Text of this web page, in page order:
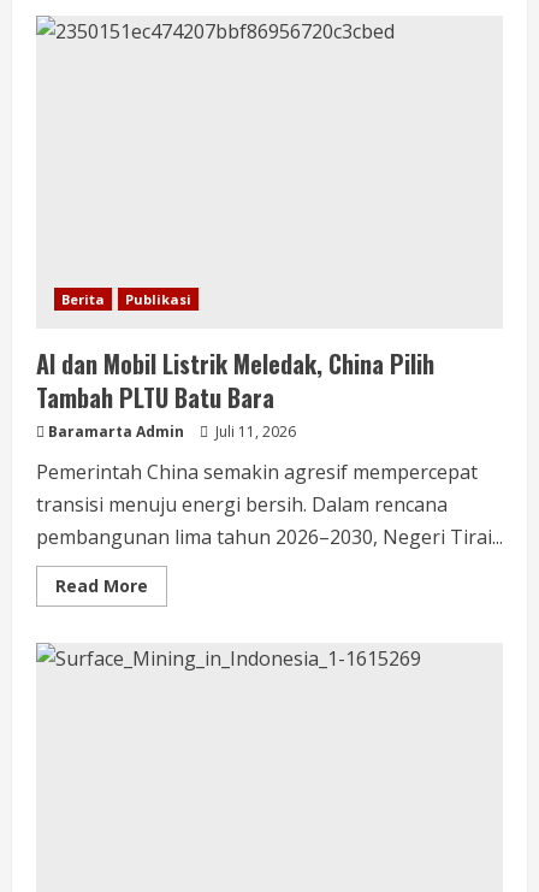
Berita Publikasi
AI dan Mobil Listrik Meledak, China Pilih
Tambah PLTU Batu Bara
Baramarta Admin Juli 11, 2026
Pemerintah China semakin agresif mempercepat
transisi menuju energi bersih. Dalam rencana
pembangunan lima tahun 2026–2030, Negeri Tirai...
Read More